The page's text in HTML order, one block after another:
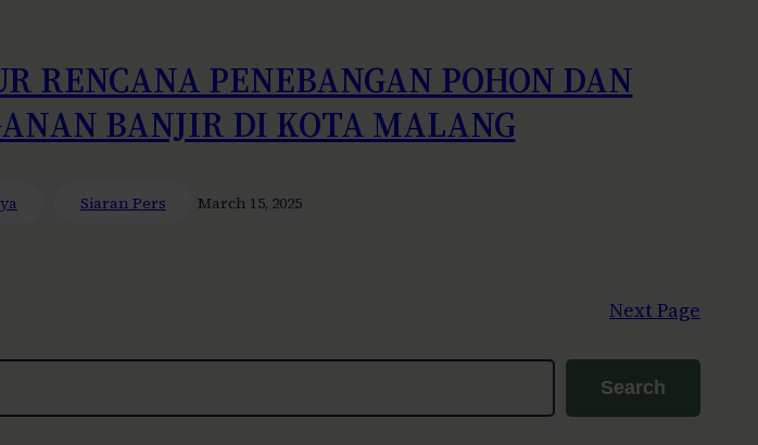
RENCANA PENEBANGAN POHON DAN
BANJIR DI KOTA MALANG
Siaran Pers March 15, 2025
Next Page
Search